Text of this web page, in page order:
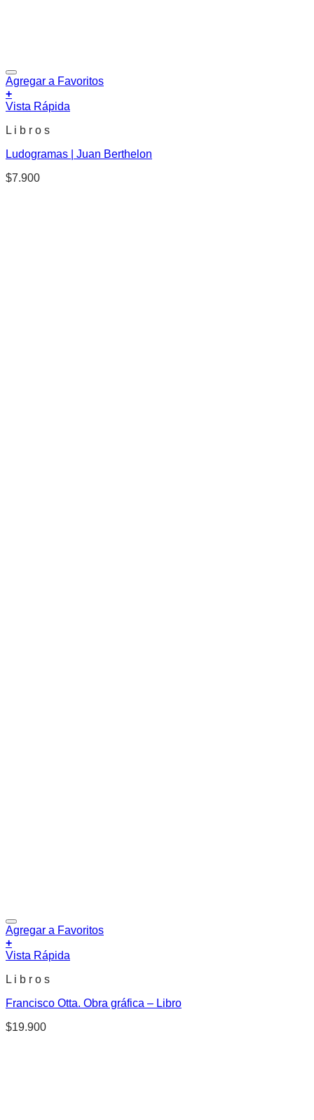
Agregar a Favoritos
+
Vista Rápida
L i b r o s
Ludogramas | Juan Berthelon
$7.900
Agregar a Favoritos
+
Vista Rápida
L i b r o s
Francisco Otta. Obra gráfica – Libro
$19.900